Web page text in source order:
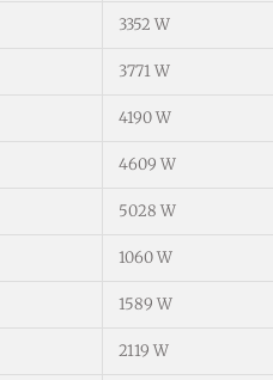
3352 W
3771 W
4190 W
4609 W
5028 W
1060 W
1589 W
2119 W